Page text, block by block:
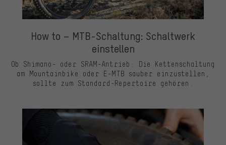
How to – MTB-Schaltung: Schaltwerk
einstellen
Ob Shimano- oder SRAM-Antrieb: Die Kettenschaltung
am Mountainbike oder E-MTB sauber einzustellen,
sollte zum Standard-Repertoire gehören.